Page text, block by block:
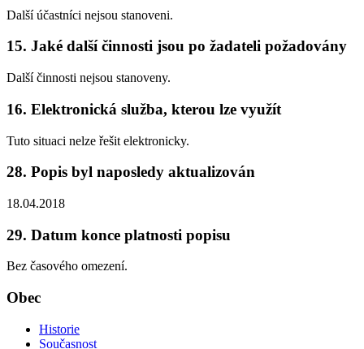
Další účastníci nejsou stanoveni.
15. Jaké další činnosti jsou po žadateli požadovány
Další činnosti nejsou stanoveny.
16. Elektronická služba, kterou lze využít
Tuto situaci nelze řešit elektronicky.
28. Popis byl naposledy aktualizován
18.04.2018
29. Datum konce platnosti popisu
Bez časového omezení.
Obec
Historie
Současnost